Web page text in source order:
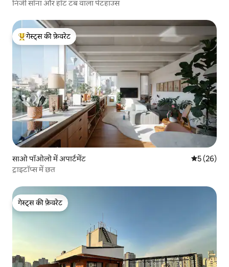
निजी सॉना और हॉट टब वाला पेंटहाउस
गेस्ट्स का टॉप फ़ेवरेट
गेस्ट्स की फ़ेवरेट
साओ पॉओलो में अपार्टमेंट औसत रेटिंग
5 (26)
ट्राइटॉप्स में छत
गेस्ट्स की फ़ेवरेट
गेस्ट्स की फ़ेवरेट